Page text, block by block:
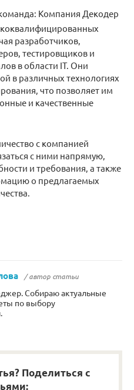
Компания Декодер
разработчиков,
тестировщиков и
в области IT. Они
в различных технологиях
что позволяет им
и качественные
с компанией
с ними напрямую,
и требования, а также
о предлагаемых
/ автор статьи
Собираю актуальные
по выбору
Поделиться с